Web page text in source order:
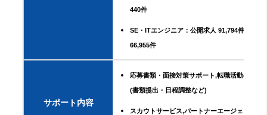
440件
SE・ITエンジニア：公開求人 91,794件・非公
66,955件
サポート内容
応募書類・面接対策サポート,転職活動の手続
(書類提出・日程調整など)
スカウトサービス,パートナーエージェントサ